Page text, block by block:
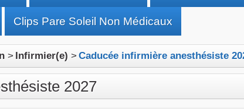
Clips Pare Soleil Non Médicaux
> Infirmier(e) > Caducée infirmière anesthésiste
2027